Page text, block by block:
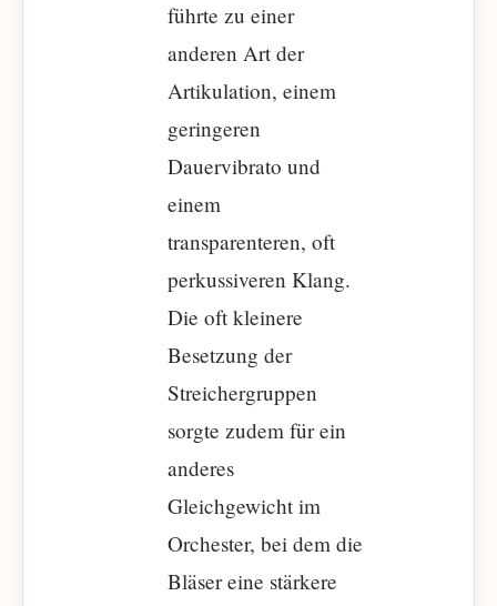
führte zu einer
anderen Art der
Artikulation, einem
geringeren
Dauervibrato und
einem
transparenteren, oft
perkussiveren Klang.
Die oft kleinere
Besetzung der
Streichergruppen
sorgte zudem für ein
anderes
Gleichgewicht im
Orchester, bei dem die
Bläser eine stärkere